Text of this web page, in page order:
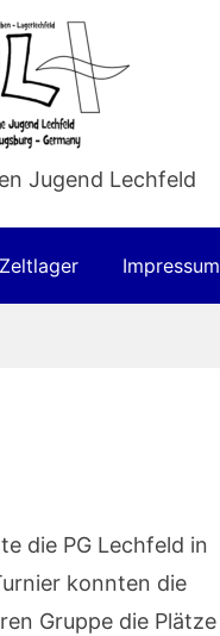
Jugend Lechfeld
Zeltlager Impressum
die PG Lechfeld in
konnten die
Gruppe die Plätze